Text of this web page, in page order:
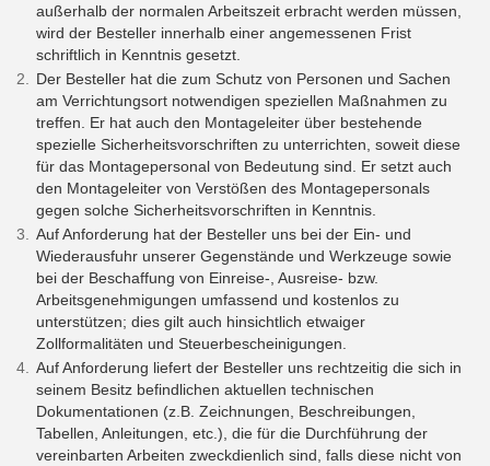
außerhalb der normalen Arbeitszeit erbracht werden müssen,
wird der Besteller innerhalb einer angemessenen Frist
schriftlich in Kenntnis gesetzt.
Der Besteller hat die zum Schutz von Personen und Sachen
am Verrichtungsort notwendigen speziellen Maßnahmen zu
treffen. Er hat auch den Montageleiter über bestehende
spezielle Sicherheitsvorschriften zu unterrichten, soweit diese
für das Montagepersonal von Bedeutung sind. Er setzt auch
den Montageleiter von Verstößen des Montagepersonals
gegen solche Sicherheitsvorschriften in Kenntnis.
Auf Anforderung hat der Besteller uns bei der Ein- und
Wiederausfuhr unserer Gegenstände und Werkzeuge sowie
bei der Beschaffung von Einreise-, Ausreise- bzw.
Arbeitsgenehmigungen umfassend und kostenlos zu
unterstützen; dies gilt auch hinsichtlich etwaiger
Zollformalitäten und Steuerbescheinigungen.
Auf Anforderung liefert der Besteller uns rechtzeitig die sich in
seinem Besitz befindlichen aktuellen technischen
Dokumentationen (z.B. Zeichnungen, Beschreibungen,
Tabellen, Anleitungen, etc.), die für die Durchführung der
vereinbarten Arbeiten zweckdienlich sind, falls diese nicht von